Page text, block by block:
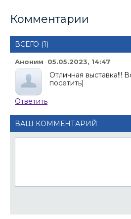
Комментарии
ВСЕГО (1)
Аноним 05.05.2023, 14:47
Отличная выставка!!!
посетить)
Ответить
ВАШ КОММЕНТАРИЙ